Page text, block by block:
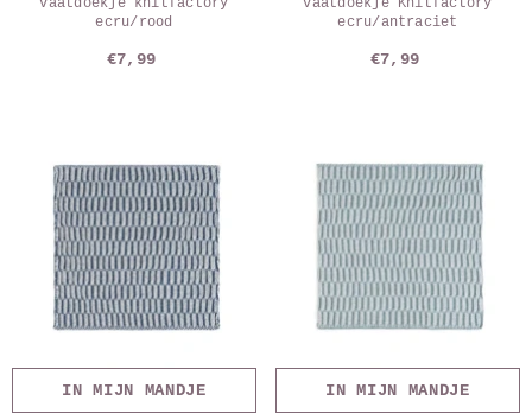
vaatdoekje knitfactory
ecru/rood
€7,99
vaatdoekje Knitfactory
ecru/antraciet
€7,99
IN MIJN MANDJE IN MIJN MANDJE